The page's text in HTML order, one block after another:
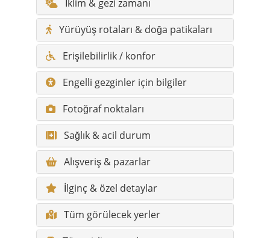
Engelli gezginler için bilgiler
Fotoğraf noktaları
Sağlık & acil durum
Alışveriş & pazarlar
İlginç & özel detaylar
Tüm görülecek yerler
Tüm gizli cennetler
Karesi hakkında sık sorulan sorular
Ana yerleşimler ve kısa açıklamalar